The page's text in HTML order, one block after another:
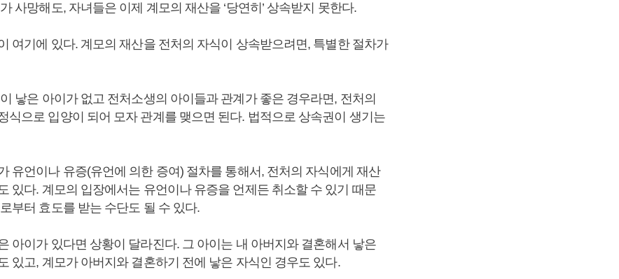
사망해도, 자녀들은 이제 계모의 재산을 ‘당연히’ 상속받지 못한다.
여기에 있다. 계모의 재산을 전처의 자식이 상속받으려면, 특별한 절차가
낳은 아이가 없고 전처소생의 아이들과 관계가 좋은 경우라면, 전처의
식으로 입양이 되어 모자 관계를 맺으면 된다. 법적으로 상속권이 생기는
유언이나 유증(유언에 의한 증여) 절차를 통해서, 전처의 자식에게 재산
있다. 계모의 입장에서는 유언이나 유증을 언제든 취소할 수 있기 때문
부터 효도를 받는 수단도 될 수 있다.
아이가 있다면 상황이 달라진다. 그 아이는 내 아버지와 결혼해서 낳은
있고, 계모가 아버지와 결혼하기 전에 낳은 자식인 경우도 있다.